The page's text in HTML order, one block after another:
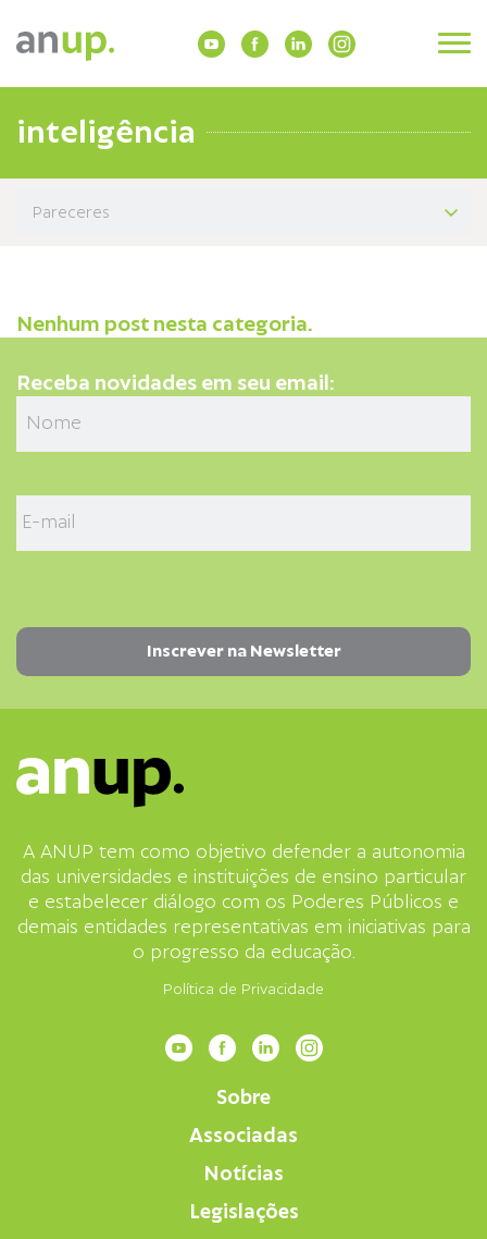
inteligência
Nenhum post nesta categoria.
Receba novidades em seu email:
A ANUP tem como objetivo defender a autonomia
das universidades e instituições de ensino particular
e estabelecer diálogo com os Poderes Públicos e
demais entidades representativas em iniciativas para
o progresso da educação.
Política de Privacidade
Sobre
Associadas
Notícias
Legislações